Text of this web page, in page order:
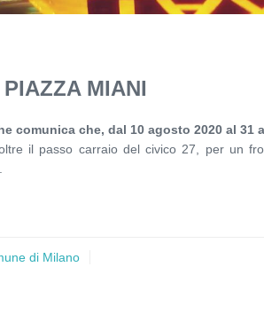
MIANI
comunica che, dal 10 agosto 2020 al 31
il passo carraio del civico 27, per un
di Milano